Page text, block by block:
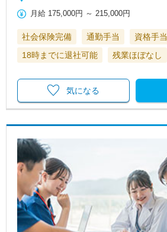
月給 175,000円 ～215,000円
社会保険完備 通勤手当
資格手当
18時までに退社可能
残業ほぼなし
気になる